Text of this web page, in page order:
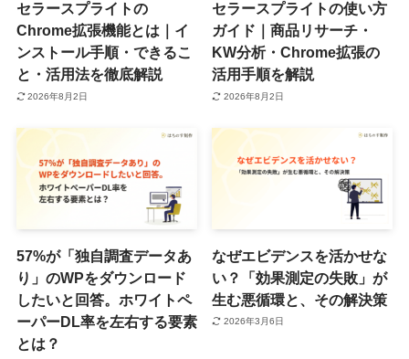
セラースプライトの
Chrome拡張機能とは｜イ
ンストール手順・できるこ
と・活用法を徹底解説
2026年8月2日
セラースプライトの使い方
ガイド｜商品リサーチ・
KW分析・Chrome拡張の
活用手順を解説
2026年8月2日
57%が「独自調査データあ
り」のWPをダウンロード
したいと回答。ホワイトペ
ーパーDL率を左右する要素
とは？
なぜエビデンスを活かせな
い？「効果測定の失敗」が
生む悪循環と、その解決策
2026年3月6日